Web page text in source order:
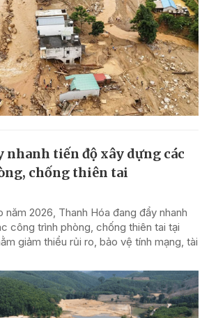
nhanh tiến độ xây dựng các
chống thiên tai
năm 2026, Thanh Hóa đang đẩy nhanh
công trình phòng, chống thiên tai tại
giảm thiểu rủi ro, bảo vệ tính mạng, tài